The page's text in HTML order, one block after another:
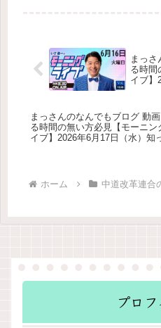
し（
議会の
度改
勢：
まっさ
る時間
イブ】
/ 政治
をテキ
まっさんのなんでもブログ 動画
る時間の無い方必見【モーニン
イブ】2026年6月17日（水）知
をテキスト要約
ホーム 中道改革連合
プロ